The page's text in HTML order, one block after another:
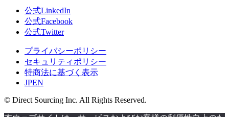
公式LinkedIn
公式Facebook
公式Twitter
プライバシーポリシー
セキュリティポリシー
特商法に基づく表示
JPEN
© Direct Sourcing Inc. All Rights Reserved.